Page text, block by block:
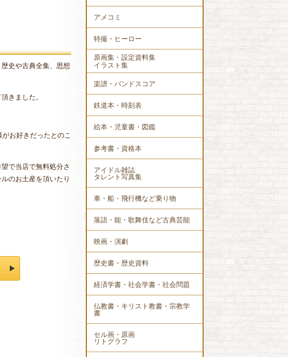
史や古典全集、思想
きました。
お好きだったとのこ
で当店で無料処分さ
のお土産を頂いたり
アメコミ
特撮・ヒーロー
原画集・設定資料集
イラスト集
楽譜・バンドスコア
鉄道本・時刻表
絵本・児童書・図鑑
参考書・資格本
アイドル雑誌
タレント写真集
車・船・飛行機など乗り物
落語・能・歌舞伎など古典芸能
映画・演劇
歴史書・歴史資料
経済学書・社会学書・社会問題
仏教書・キリスト教書・宗教学
書
セル画・原画
リトグラフ